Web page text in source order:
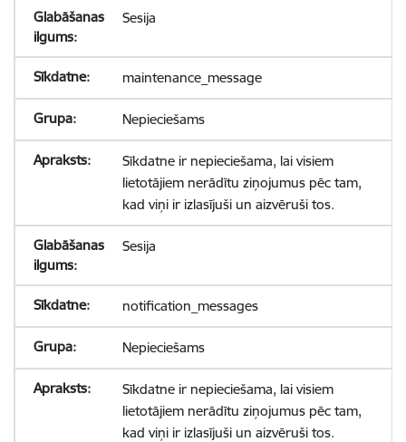
Sesija
maintenance_message
Nepieciešams
Sīkdatne ir nepieciešama, lai visiem
lietotājiem nerādītu ziņojumus pēc tam,
kad viņi ir izlasījuši un aizvēruši tos.
Sesija
notification_messages
Nepieciešams
Sīkdatne ir nepieciešama, lai visiem
lietotājiem nerādītu ziņojumus pēc tam,
kad viņi ir izlasījuši un aizvēruši tos.